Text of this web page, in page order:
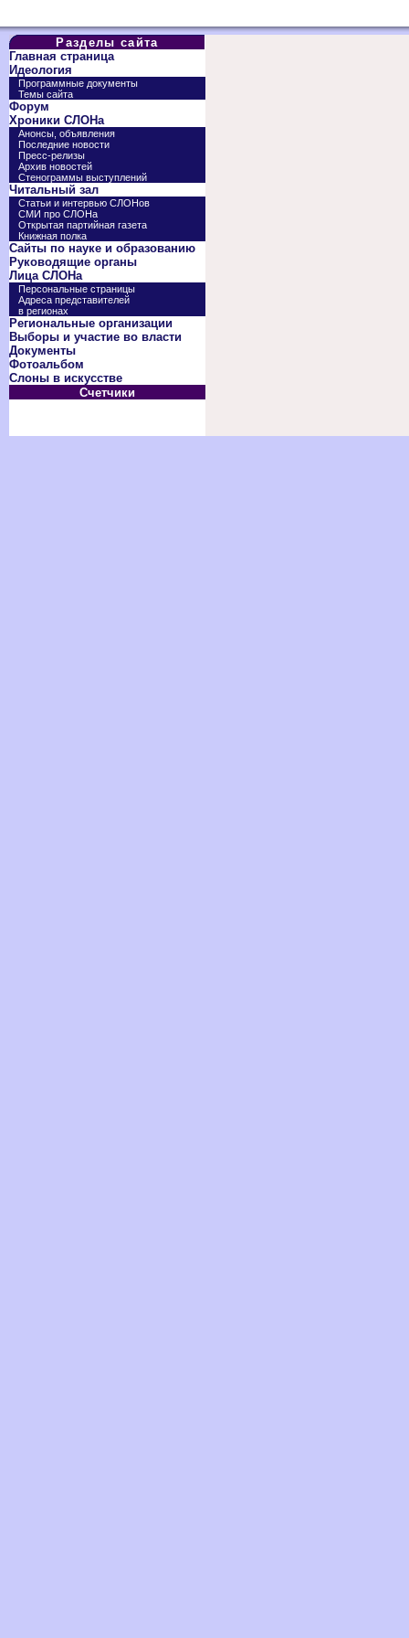
Разделы сайта
Главная страница
Идеология
Программные документы
Темы сайта
Форум
Хроники СЛОНа
Анонсы, объявления
Последние новости
Пресс-релизы
Архив новостей
Стенограммы выступлений
Читальный зал
Статьи и интервью СЛОНов
СМИ про СЛОНа
Открытая партийная газета
Книжная полка
Сайты по науке и образованию
Руководящие органы
Лица СЛОНа
Персональные страницы
Адреса представителей
в регионах
Региональные организации
Выборы и участие во власти
Документы
Фотоальбом
Слоны в искусстве
Счетчики